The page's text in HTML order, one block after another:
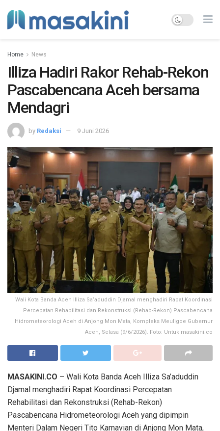
Home News
Illiza Hadiri Rakor Rehab-Rekon
Pascabencana Aceh bersama
Mendagri
by Redaksi 9 Juni 2026
Wali Kota Banda Aceh Illiza Sa’aduddin Djamal menghadiri Rapat Koordinasi
Percepatan Rehabilitasi dan Rekonstruksi (Rehab-Rekon) Pascabencana
Hidrometeorologi Aceh di Anjong Mon Mata, Kompleks Meuligoe Gubernur
Aceh, Selasa (9/6/2026). Foto: Untuk masakini.co
MASAKINI.CO – Wali Kota Banda Aceh Illiza Sa’aduddin
Djamal menghadiri Rapat Koordinasi Percepatan
Rehabilitasi dan Rekonstruksi (Rehab-Rekon)
Pascabencana Hidrometeorologi Aceh yang dipimpin
Menteri Dalam Negeri Tito Karnavian di Anjong Mon Mata,